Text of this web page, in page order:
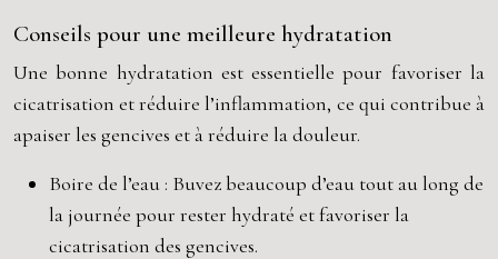
Conseils pour une meilleure hydratation
Une bonne hydratation est essentielle pour favoriser la
cicatrisation et réduire l’inflammation, ce qui contribue à
apaiser les gencives et à réduire la douleur.
Boire de l’eau : Buvez beaucoup d’eau tout au long de
la journée pour rester hydraté et favoriser la
cicatrisation des gencives.